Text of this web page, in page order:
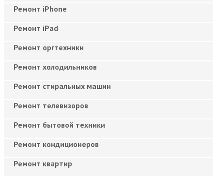
Ремонт iPhone
Ремонт iPad
Ремонт оргтехники
Ремонт холодильников
Ремонт стиральных машин
Ремонт телевизоров
Ремонт бытовой техники
Ремонт кондиционеров
Ремонт квартир